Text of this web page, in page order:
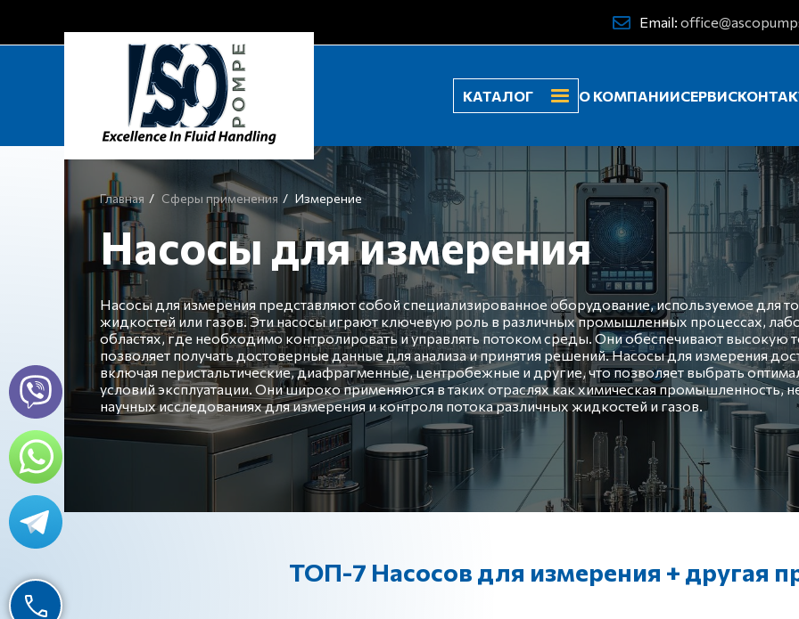
Email:
КАТАЛОГ О КОМПАНИИСЕРВИС
Главная Сферы применения Измерение
Насосы для измерения
Насосы для измерения представляют собой специализированное оборудование, используемое для
жидкостей или газов. Эти насосы играют ключевую роль в различных промышленных процессах,
областях, где необходимо контролировать и управлять потоком среды. Они обеспечивают высокую
позволяет получать достоверные данные для анализа и принятия решений. Насосы для измерения
включая перистальтические, диафрагменные, центробежные и другие, что позволяет выбрать
условий эксплуатации. Они широко применяются в таких отраслях как химическая промышленность,
научных исследованиях для измерения и контроля потока различных жидкостей и газов.
ТОП-7 Насосов для измерения + другая